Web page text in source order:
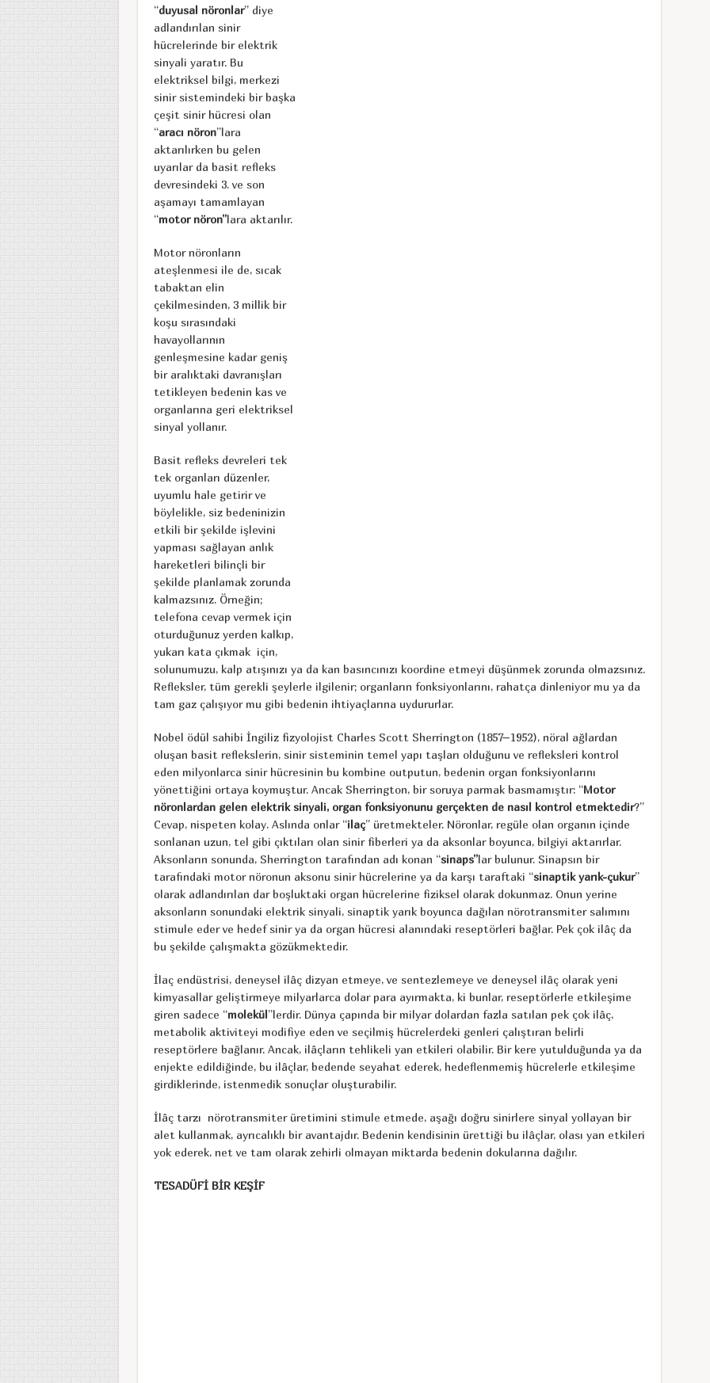
“duyusal nöronlar” diye
adlandırılan sinir
hücrelerinde bir elektrik
sinyali yaratır. Bu
elektriksel bilgi, merkezi
sinir sistemindeki bir başka
çeşit sinir hücresi olan
“aracı nöron”lara
aktarılırken bu gelen
uyarılar da basit refleks
devresindeki 3. ve son
aşamayı tamamlayan
“motor nöron”lara aktarılır.
Motor nöronların
ateşlenmesi ile de, sıcak
tabaktan elin
çekilmesinden, 3 millik bir
koşu sırasındaki
havayollarının
genleşmesine kadar geniş
bir aralıktaki davranışları
tetikleyen bedenin kas ve
organlarına geri elektriksel
sinyal yollanır.
Basit refleks devreleri tek
tek organları düzenler,
uyumlu hale getirir ve
böylelikle, siz bedeninizin
etkili bir şekilde işlevini
yapması sağlayan anlık
hareketleri bilinçli bir
şekilde planlamak zorunda
kalmazsınız. Örneğin;
telefona cevap vermek için
oturduğunuz yerden kalkıp,
yukarı kata çıkmak için,
solunumuzu, kalp atışınızı ya da kan basıncınızı koordine etmeyi düşünmek zorunda olmazsınız.
Refleksler, tüm gerekli şeylerle ilgilenir; organların fonksiyonlarını, rahatça dinleniyor mu ya da
tam gaz çalışıyor mu gibi bedenin ihtiyaçlarına uydururlar.
Nobel ödül sahibi İngiliz fizyolojist Charles Scott Sherrington (1857–1952), nöral ağlardan
oluşan basit reflekslerin, sinir sisteminin temel yapı taşları olduğunu ve refleksleri kontrol
eden milyonlarca sinir hücresinin bu kombine outputun, bedenin organ fonksiyonlarını
yönettiğini ortaya koymuştur. Ancak Sherrington, bir soruya parmak basmamıştır: “Motor
nöronlardan gelen elektrik sinyali, organ fonksiyonunu gerçekten de nasıl kontrol etmektedir?”
Cevap, nispeten kolay. Aslında onlar “ilaç” üretmekteler. Nöronlar, regüle olan organın içinde
sonlanan uzun, tel gibi çıktıları olan sinir fiberleri ya da aksonlar boyunca, bilgiyi aktarırlar.
Aksonların sonunda, Sherrington tarafından adı konan “sinaps”lar bulunur. Sinapsın bir
tarafındaki motor nöronun aksonu sinir hücrelerine ya da karşı taraftaki “sinaptik yarık-çukur”
olarak adlandırılan dar boşluktaki organ hücrelerine fiziksel olarak dokunmaz. Onun yerine
aksonların sonundaki elektrik sinyali, sinaptik yarık boyunca dağılan nörotransmiter salımını
stimule eder ve hedef sinir ya da organ hücresi alanındaki reseptörleri bağlar. Pek çok ilâç da
bu şekilde çalışmakta gözükmektedir.
İlaç endüstrisi, deneysel ilâç dizyan etmeye, ve sentezlemeye ve deneysel ilâç olarak yeni
kimyasallar geliştirmeye milyarlarca dolar para ayırmakta, ki bunlar, reseptörlerle etkileşime
giren sadece “molekül”lerdir. Dünya çapında bir milyar dolardan fazla satılan pek çok ilâç,
metabolik aktiviteyi modifiye eden ve seçilmiş hücrelerdeki genleri çalıştıran belirli
reseptörlere bağlanır. Ancak, ilâçların tehlikeli yan etkileri olabilir. Bir kere yutulduğunda ya da
enjekte edildiğinde, bu ilâçlar, bedende seyahat ederek, hedeflenmemiş hücrelerle etkileşime
girdiklerinde, istenmedik sonuçlar oluşturabilir.
İlâç tarzı nörotransmiter üretimini stimule etmede, aşağı doğru sinirlere sinyal yollayan bir
alet kullanmak, ayrıcalıklı bir avantajdır. Bedenin kendisinin ürettiği bu ilâçlar, olası yan etkileri
yok ederek, net ve tam olarak zehirli olmayan miktarda bedenin dokularına dağılır.
TESADÜFİ BİR KEŞİF